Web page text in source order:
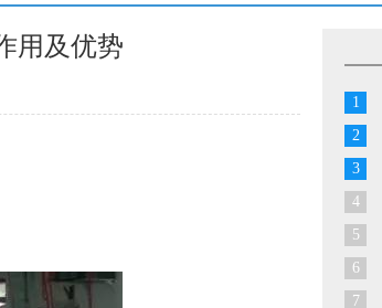
用及优势
1
2
3
4
5
6
7